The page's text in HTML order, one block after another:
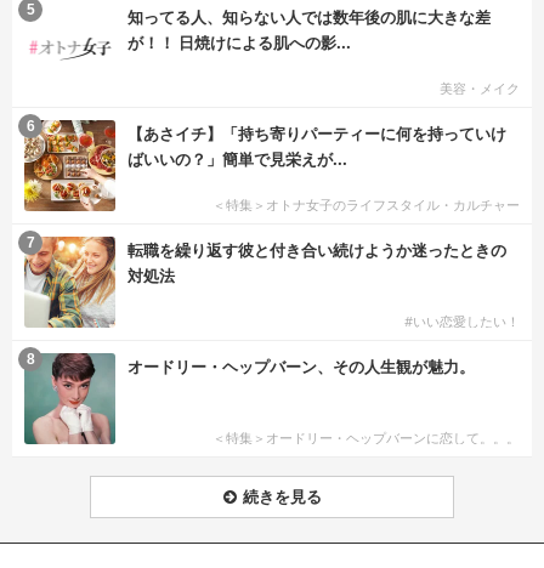
知ってる人、知らない人では数年後の肌に大きな差
が！！ 日焼けによる肌への影...
美容・メイク
5
【あさイチ】「持ち寄りパーティーに何を持っていけ
ばいいの？」簡単で見栄えが...
＜特集＞オトナ女子のライフスタイル・カルチャー
6
転職を繰り返す彼と付き合い続けようか迷ったときの
対処法
#いい恋愛したい！
7
オードリー・ヘップバーン、その人生観が魅力。
＜特集＞オードリー・ヘップバーンに恋して。。。
8
続きを見る